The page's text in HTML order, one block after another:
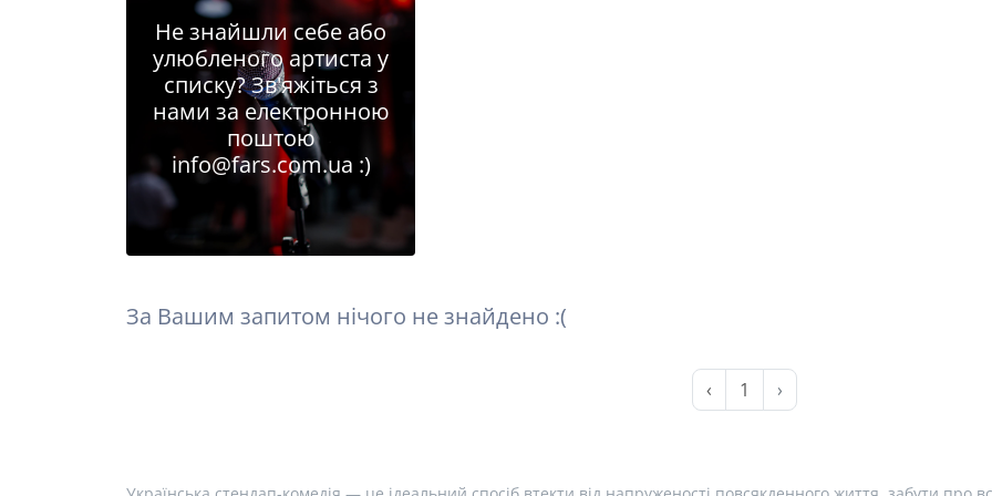
Не знайшли себе або
улюбленого артиста у
списку? Зв'яжіться з
нами за електронною
поштою
info@fars.com.ua :)
За Вашим запитом нічого не знайдено :(
‹ 1 ›